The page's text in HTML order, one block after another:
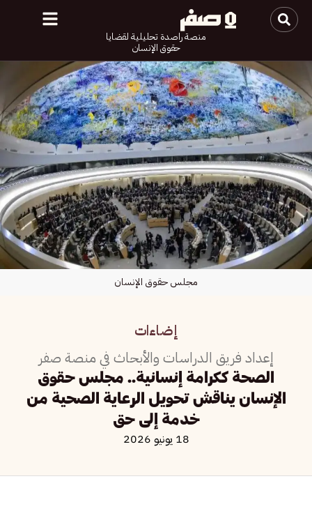
منصة راصدة تحليلية لقضايا
حقوق الإنسان
إضاءات
إعداد فريق الدراسات والأبحاث في منصة صفر
الصحة ككرامة إنسانية.. مجلس حقوق
الإنسان يناقش تحويل الرعاية الصحية من
خدمة إلى حق
18 يونيو 2026
مجلس حقوق الإنسان